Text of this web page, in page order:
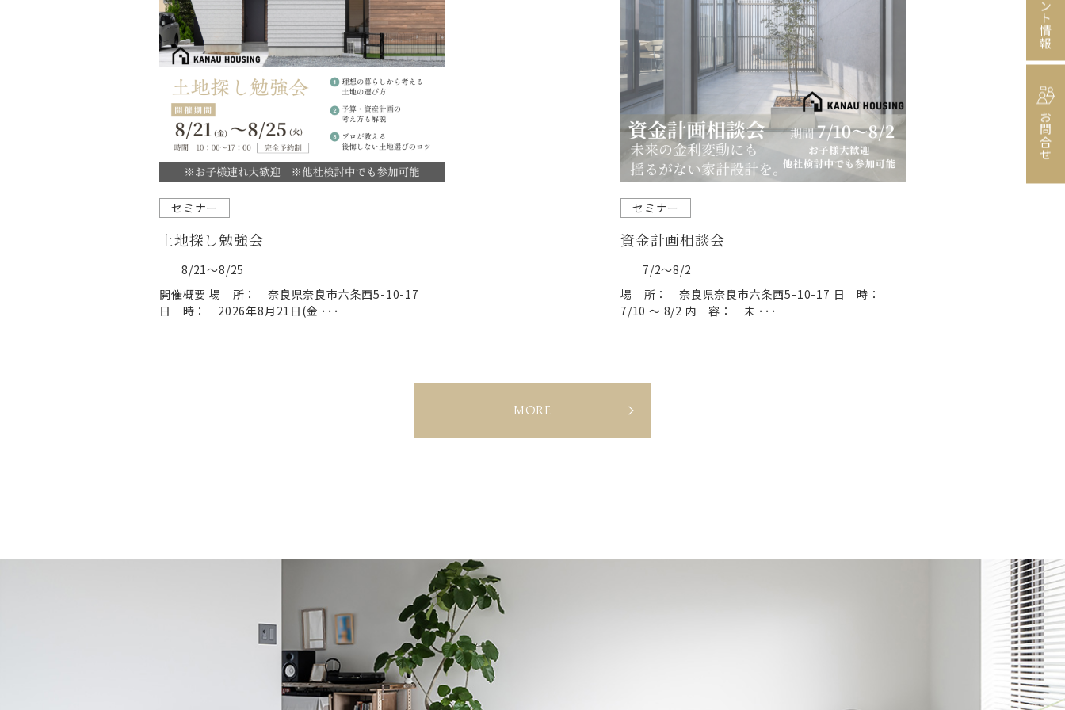
セミナー
土地探し勉強会
8/21～8/25
開催概要 場 所： 奈良県奈良市六条西5-10-17
日 時： 2026年8月21日(金 ･･･
セミナー
資金計画相談会
7/2～8/2
場 所： 奈良県奈良市六条西5-10-17 日 時：
7/10 ～ 8/2 内 容： 未 ･･･
T
MORE
お問合せ